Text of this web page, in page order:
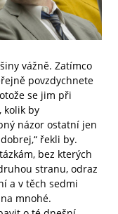
vážně. Zatímco
povzdychnete
se jim při
kolik by
názor ostatní jen
řekli by.
bez kterých
stranu, odraz
a v těch sedmi
mnohé.